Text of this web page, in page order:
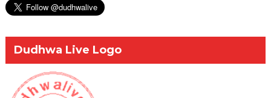
Dudhwa Live Logo